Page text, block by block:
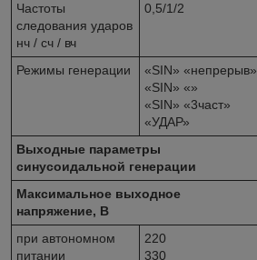
Частоты
следования ударов
нч / сч / вч
0,5/1/2
Режимы генерации
«SIN» «непрерыв»
«SIN» «»
«SIN» «3част»
«УДАР»
Выходные параметры
синусоидальной генерации
Максимальное выходное
напряжение, В
при автономном
питании
220
330